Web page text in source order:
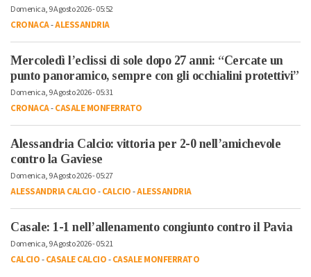
Domenica, 9 Agosto 2026 - 05:52
CRONACA-ALESSANDRIA
Mercoledì l’eclissi di sole dopo 27 anni: “Cercate un
punto panoramico, sempre con gli occhialini protettivi”
Domenica, 9 Agosto 2026 - 05:31
CRONACA-CASALE MONFERRATO
Alessandria Calcio: vittoria per 2-0 nell’amichevole
contro la Gaviese
Domenica, 9 Agosto 2026 - 05:27
ALESSANDRIA CALCIO-CALCIO-ALESSANDRIA
Casale: 1-1 nell’allenamento congiunto contro il Pavia
Domenica, 9 Agosto 2026 - 05:21
CALCIO-CASALE CALCIO-CASALE MONFERRATO